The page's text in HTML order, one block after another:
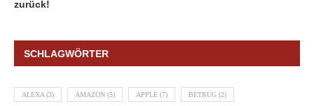
zurück!
SCHLAGWÖRTER
ALEXA (3) AMAZON (5) APPLE (7) BETRUG (2)